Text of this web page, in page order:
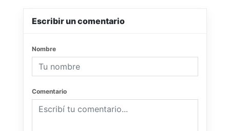
Escribir un comentario
Nombre
Comentario